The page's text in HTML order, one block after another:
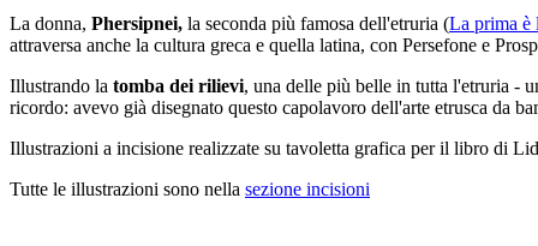
La donna, Phersipnei, la seconda più famosa dell'etruria (La prima è
attraversa anche la cultura greca e quella latina, con Persefone e
Illustrando la tomba dei rilievi, una delle più belle in tutta l'etruria -
ricordo: avevo già disegnato questo capolavoro dell'arte etrusca da
Illustrazioni a incisione realizzate su tavoletta grafica per il libro di
Tutte le illustrazioni sono nella sezione incisioni